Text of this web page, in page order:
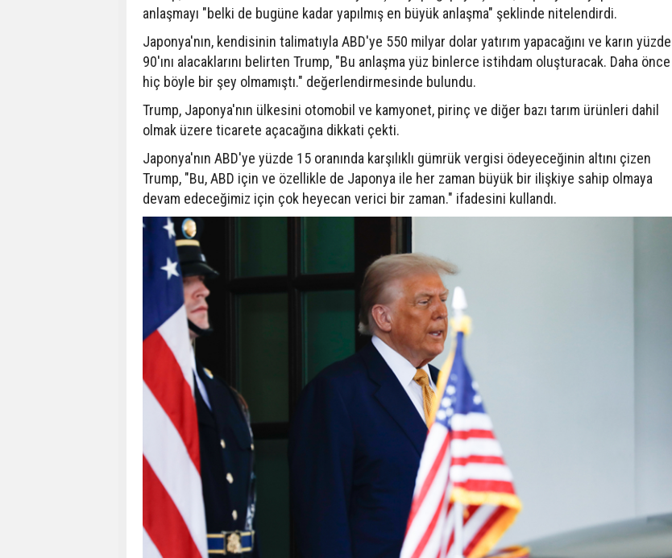
anlaşmayı "belki de bugüne kadar yapılmış en büyük anlaşma" şeklinde nitelendirdi.
Japonya'nın, kendisinin talimatıyla ABD'ye 550 milyar dolar yatırım yapacağını ve karın yüzde
90'ını alacaklarını belirten Trump, "Bu anlaşma yüz binlerce istihdam oluşturacak. Daha önce
hiç böyle bir şey olmamıştı." değerlendirmesinde bulundu.
Trump, Japonya'nın ülkesini otomobil ve kamyonet, pirinç ve diğer bazı tarım ürünleri dahil
olmak üzere ticarete açacağına dikkati çekti.
Japonya'nın ABD'ye yüzde 15 oranında karşılıklı gümrük vergisi ödeyeceğinin altını çizen
Trump, "Bu, ABD için ve özellikle de Japonya ile her zaman büyük bir ilişkiye sahip olmaya
devam edeceğimiz için çok heyecan verici bir zaman." ifadesini kullandı.